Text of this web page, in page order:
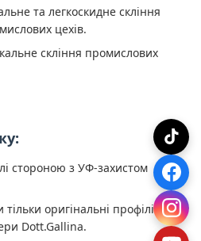
та легкоскидне скління
цехів.
скління промислових
стороною з УФ-захистом
оригінальні профілі та
Dott.Gallina.